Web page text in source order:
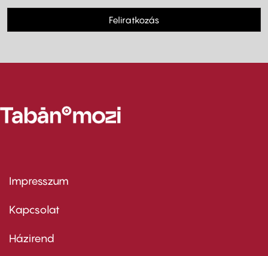
Feliratkozás
Footer
first
Impresszum
Kapcsolat
Footer
Házirend